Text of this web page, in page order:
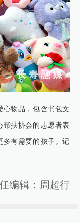
心物品，包含书包文
帮扶协会的志愿者表
多有需要的孩子。记
编辑：周超行